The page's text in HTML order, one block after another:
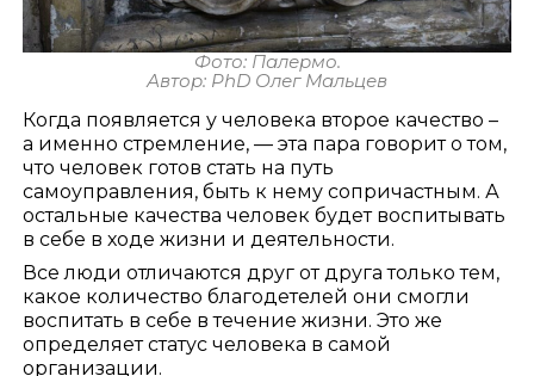
Фото: Палермо.
Автор: PhD Олег Мальцев
Когда появляется у человека второе качество –
а именно стремление, — эта пара говорит о том,
что человек готов стать на путь
самоуправления, быть к нему сопричастным. А
остальные качества человек будет воспитывать
в себе в ходе жизни и деятельности.
Все люди отличаются друг от друга только тем,
какое количество благодетелей они смогли
воспитать в себе в течение жизни. Это же
определяет статус человека в самой
организации.